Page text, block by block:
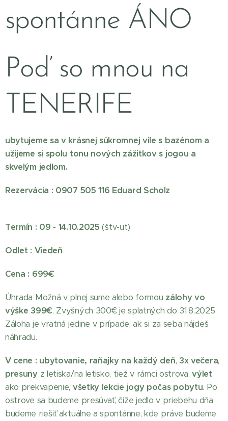
spontánne ÁNO
Poď so mnou na
TENERIFE
ubytujeme sa v krásnej súkromnej vile s bazénom a
užijeme si spolu tonu nových zážitkov s jogou a
skvelým jedlom.
Rezervácia : 0907 505 116 Eduard Scholz
Termín : 09 - 14.10.2025 (štv-ut)
Odlet : Viedeň
Cena : 699€
Úhrada Možná v plnej sume alebo formou zálohy vo
výške 399€. Zvyšných 300€ je splatných do 31.8.2025.
Záloha je vratná jedine v prípade, ak si za seba nájdeš
náhradu.
V cene : ubytovanie, raňajky na každý deň, 3x večera,
presuny z letiska/na letisko, tiež v rámci ostrova,výlet
ako prekvapenie, všetky lekcie jogy počas pobytu. Po
ostrove sa budeme presúvať, čiže jedlo v priebehu dňa
budeme riešiť aktuálne a spontánne, kde práve budeme.